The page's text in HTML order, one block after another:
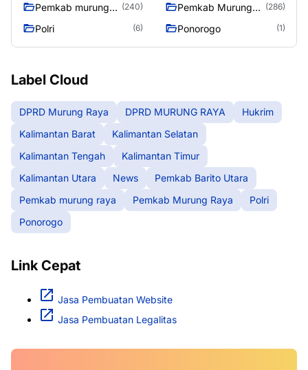
Pemkab murung
(240)
Pemkab Murung
(286)
Polri (6) Ponorogo (1)
Label Cloud
DPRD Murung Raya DPRD MURUNG RAYA
Hukrim
Kalimantan Barat
Kalimantan Selatan
Kalimantan Tengah
Kalimantan Timur
Kalimantan Utara
News
Pemkab Barito Utara
Pemkab murung raya
Pemkab Murung Raya
Polri
Ponorogo
Link Cepat
Jasa Pembuatan Website
Jasa Pembuatan Legalitas